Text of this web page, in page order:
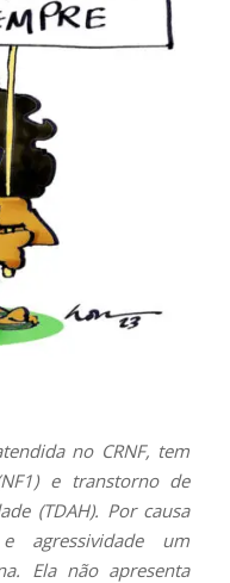
no CRNF, tem
e transtorno de
(TDAH). Por causa
agressividade um
Ela não apresenta